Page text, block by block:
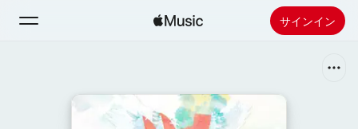
サインイン